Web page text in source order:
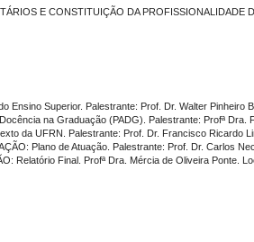
E CONSTITUIÇÃO DA PROFISSIONALIDADE
Superior. Palestrante: Prof. Dr. Walter Pinheiro
na Graduação (PADG). Palestrante: Profª Dra.
da UFRN. Palestrante: Prof. Dr. Francisco Ricardo
Plano de Atuação. Palestrante: Prof. Dr. Carlos
Relatório Final. Profª Dra. Mércia de Oliveira Ponte.